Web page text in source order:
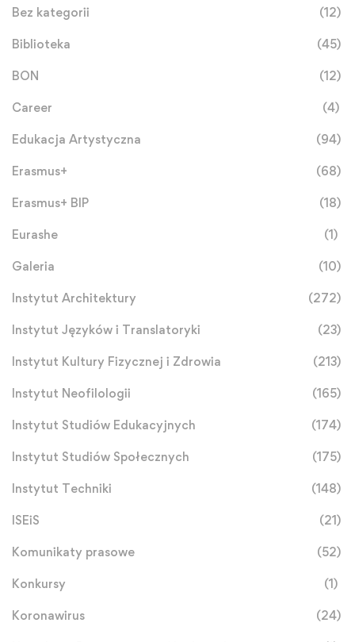
Bez kategorii (12)
Biblioteka (45)
BON (12)
Career (4)
Edukacja Artystyczna (94)
Erasmus+ (68)
Erasmus+ BIP (18)
Eurashe (1)
Galeria (10)
Instytut Architektury (272)
Instytut Języków i Translatoryki (23)
Instytut Kultury Fizycznej i Zdrowia (213)
Instytut Neofilologii (165)
Instytut Studiów Edukacyjnych (174)
Instytut Studiów Społecznych (175)
Instytut Techniki (148)
ISEiS (21)
Komunikaty prasowe (52)
Konkursy (1)
Koronawirus (24)